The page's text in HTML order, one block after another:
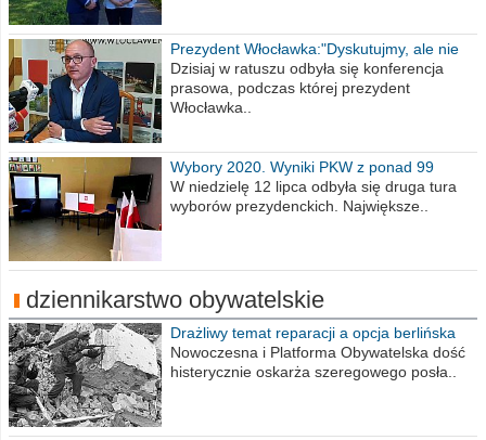
Prezydent Włocławka:"Dyskutujmy, ale nie
obrażajmy się”
Dzisiaj w ratuszu odbyła się konferencja
prasowa, podczas której prezydent
Włocławka..
Wybory 2020. Wyniki PKW z ponad 99
procent obwodów
W niedzielę 12 lipca odbyła się druga tura
wyborów prezydenckich. Największe..
dziennikarstwo obywatelskie
Drażliwy temat reparacji a opcja berlińska
Nowoczesna i Platforma Obywatelska dość
histerycznie oskarża szeregowego posła..